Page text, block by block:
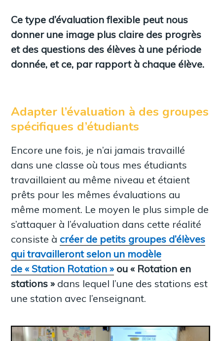
Ce type d’évaluation flexible peut nous
donner une image plus claire des progrès
et des questions des élèves à une période
donnée, et ce, par rapport à chaque élève.
Adapter l’évaluation à des groupes
spécifiques d’étudiants
Encore une fois, je n’ai jamais travaillé
dans une classe où tous mes étudiants
travaillaient au même niveau et étaient
prêts pour les mêmes évaluations au
même moment. Le moyen le plus simple de
s’attaquer à l’évaluation dans cette réalité
consiste à créer de petits groupes d’élèves
qui travailleront selon un modèle
de « Station Rotation » ou « Rotation en
stations » dans lequel l’une des stations est
une station avec l’enseignant.